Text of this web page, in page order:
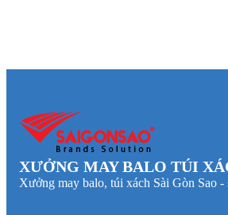
XƯỞNG MAY BALO TÚI
Xưởng may balo, túi xách Sài Gòn Sao